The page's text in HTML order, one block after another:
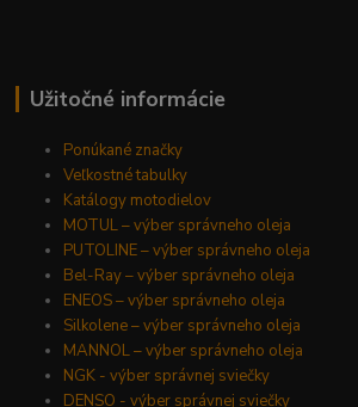
Užitočné informácie
Ponúkané značky
Veľkostné tabulky
Katálogy motodielov
MOTUL – výber správneho oleja
PUTOLINE – výber správneho oleja
Bel-Ray – výber správneho oleja
ENEOS – výber správneho oleja
Silkolene – výber správneho oleja
MANNOL – výber správneho oleja
NGK - výber správnej sviečky
DENSO - výber správnej sviečky